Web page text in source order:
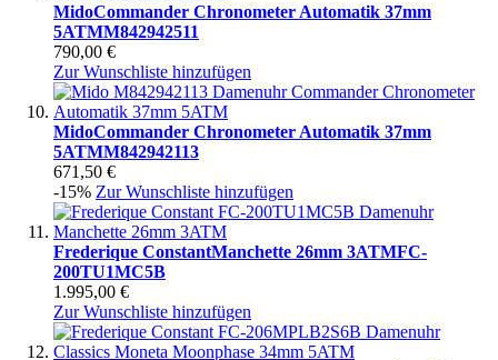
MidoCommander Chronometer Automatik 37mm
5ATMM842942511
790,00 €
Zur Wunschliste hinzufügen
MidoCommander Chronometer Automatik 37mm
5ATMM842942113
671,50 €
-15% Zur Wunschliste hinzufügen
Frederique ConstantManchette 26mm 3ATMFC-
200TU1MC5B
1.995,00 €
Zur Wunschliste hinzufügen